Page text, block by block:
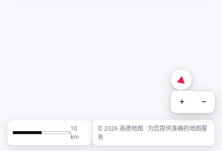
+ −
10
km
© 2026 高德地图 · 为您提供准确的地图服
务